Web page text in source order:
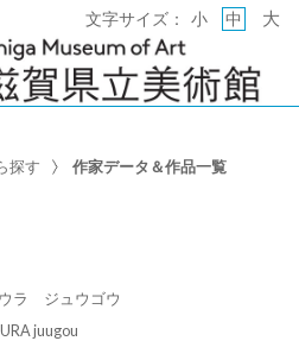
文字サイズ： 小 中 大
探す 作家データ＆作品一覧
ラ ジュウゴウ
juugou